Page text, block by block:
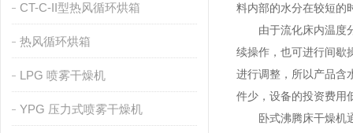
CT-C-II型热风循环烘箱
热风循环烘箱
LPG 喷雾干燥机
YPG 压力式喷雾干燥机
料内部的水分在较短的
由于流化床内温度分
续操作，也可进行间歇
进行调整，所以产品含
件少，设备的投资费用
卧式沸腾床干燥机通